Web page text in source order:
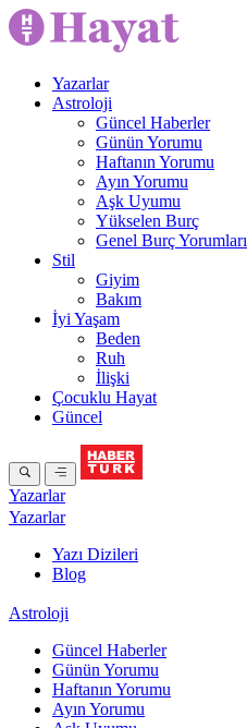
Yazarlar
Astroloji
Güncel Haberler
Günün Yorumu
Haftanın Yorumu
Ayın Yorumu
Aşk Uyumu
Yükselen Burç
Genel Burç Yorumları
Stil
Giyim
Bakım
İyi Yaşam
Beden
Ruh
İlişki
Çocuklu Hayat
Güncel
Yazarlar
Yazarlar
Yazı Dizileri
Blog
Astroloji
Güncel Haberler
Günün Yorumu
Haftanın Yorumu
Ayın Yorumu